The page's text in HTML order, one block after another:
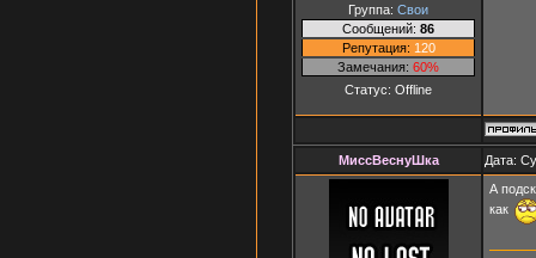
Группа: Свои
Сообщений: 86
Репутация: 120
Замечания: 60%
Статус: Offline
МиссВеснуШка Дата:
А
как